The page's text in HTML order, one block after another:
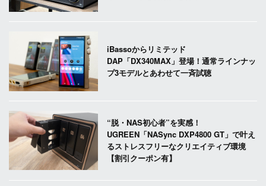
iBassoからリミテッド
DAP「DX340MAX」登場！通常ラインナッ
プ3モデルとあわせて一斉試聴
“脱・NAS初心者”を実感！
UGREEN「NASync DXP4800 GT」で叶え
るストレスフリーなクリエイティブ環境
【割引クーポン有】